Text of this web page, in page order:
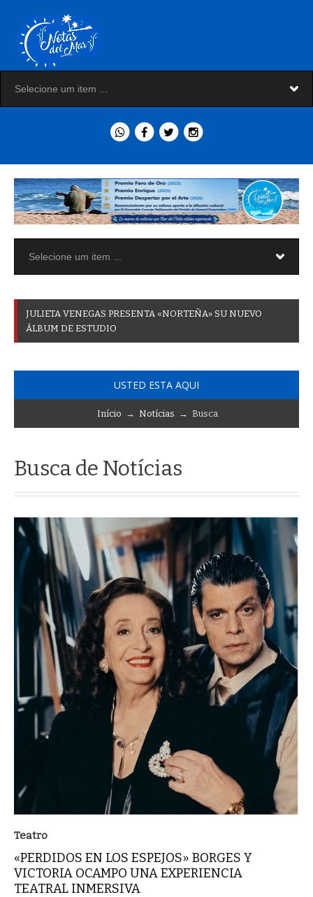
JULIETA VENEGAS PRESENTA «NORTEÑA» SU NUEVO
ÁLBUM DE ESTUDIO
USTED ESTA AQUI
Início → Notícias → Busca
Busca de Notícias
Teatro
«PERDIDOS EN LOS ESPEJOS» BORGES Y
VICTORIA OCAMPO UNA EXPERIENCIA
TEATRAL INMERSIVA